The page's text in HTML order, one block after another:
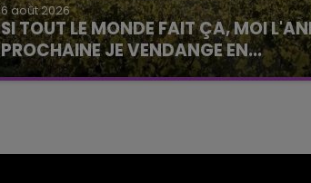
6 août 2026
SI TOUT LE MONDE FAIT ÇA, MOI
PROCHAINE JE VENDANGE EN...
La vendange en Champagne a débuté ce